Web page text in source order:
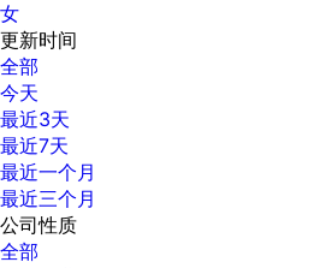
女
更新时间
全部
今天
最近3天
最近7天
最近一个月
最近三个月
公司性质
全部